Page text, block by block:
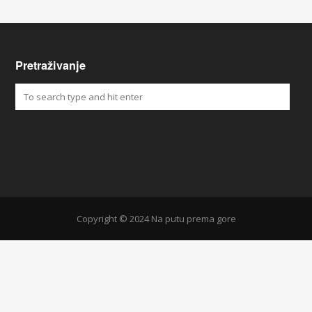
Pretraživanje
Copyright © 2024 Na putu prema gore